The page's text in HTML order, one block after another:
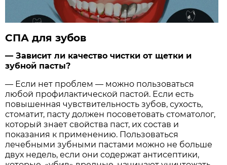
СПА для зубов
— Зависит ли качество чистки от щетки и
зубной пасты?
— Если нет проблем — можно пользоваться
любой профилактической пастой. Если есть
повышенная чувствительность зубов, сухость,
стоматит, пасту должен посоветовать стоматолог,
который знает свойства паст, их состав и
показания к применению. Пользоваться
лечебными зубными пастами можно не больше
двух недель, если они содержат антисептики,